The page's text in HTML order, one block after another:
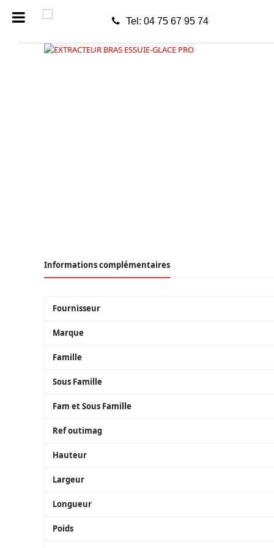
Tel: 04 75 67 95 74
Informations complémentaires
Fournisseur
Marque
Famille
Sous Famille
Fam et Sous Famille
Ref outimag
Hauteur
Largeur
Longueur
Poids